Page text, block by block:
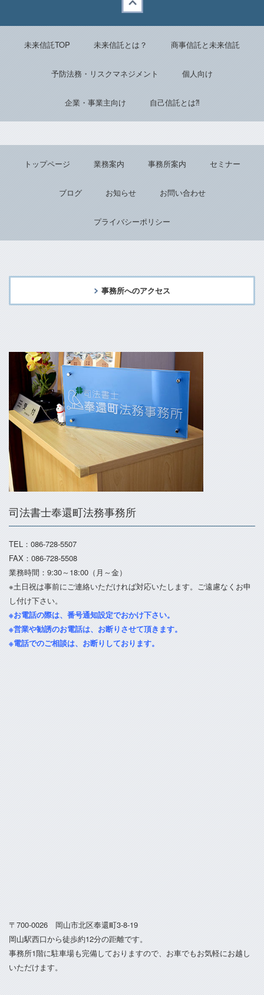
未来信託TOP 未来信託とは？ 商事信託と未来信託
予防法務・リスクマネジメント 個人向け
企業・事業主向け 自己信託とは⁈
トップページ 業務案内 事務所案内 セミナー
ブログ お知らせ お問い合わせ
プライバシーポリシー
事務所へのアクセス
司法書士奉還町法務事務所
TEL：086-728-5507
FAX：086-728-5508
業務時間：9:30～18:00（月～金）
※土日祝は事前にご連絡いただければ対応いたします。ご遠慮なくお申
し付け下さい。
※お電話の際は、番号通知設定でおかけ下さい。
※営業や勧誘のお電話は、お断りさせて頂きます。
※電話でのご相談は、お断りしております。
〒700-0026 岡山市北区奉還町3-8-19
岡山駅西口から徒歩約12分の距離です。
事務所1階に駐車場も完備しておりますので、お車でもお気軽にお越し
いただけます。
Back to top